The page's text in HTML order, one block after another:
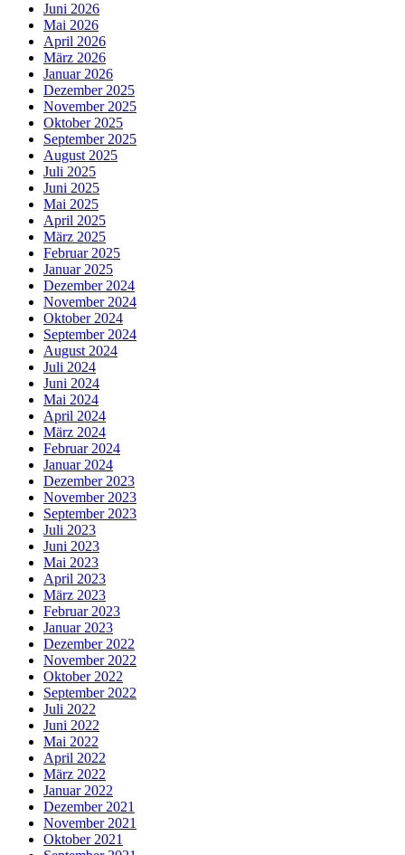
Juni 2026
Mai 2026
April 2026
März 2026
Januar 2026
Dezember 2025
November 2025
Oktober 2025
September 2025
August 2025
Juli 2025
Juni 2025
Mai 2025
April 2025
März 2025
Februar 2025
Januar 2025
Dezember 2024
November 2024
Oktober 2024
September 2024
August 2024
Juli 2024
Juni 2024
Mai 2024
April 2024
März 2024
Februar 2024
Januar 2024
Dezember 2023
November 2023
September 2023
Juli 2023
Juni 2023
Mai 2023
April 2023
März 2023
Februar 2023
Januar 2023
Dezember 2022
November 2022
Oktober 2022
September 2022
Juli 2022
Juni 2022
Mai 2022
April 2022
März 2022
Januar 2022
Dezember 2021
November 2021
Oktober 2021